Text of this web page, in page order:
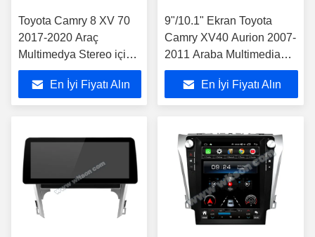
Toyota Camry 8 XV 70
2017-2020 Araç
Multimedya Stereo için
9"/10.1" Ekran
En İyi Fiyatı Alın
9"/10.1" Ekran Toyota
Camry XV40 Aurion 2007-
2011 Araba Multimedia
Stereo
En İyi Fiyatı Alın